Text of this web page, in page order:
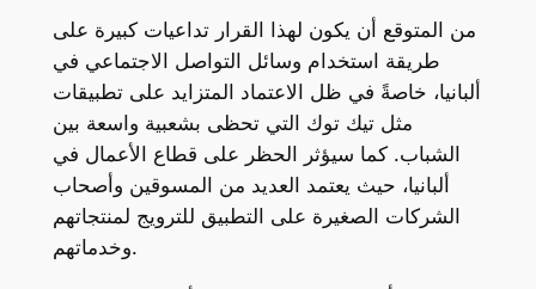
من المتوقع أن يكون لهذا القرار تداعيات كبيرة على
طريقة استخدام وسائل التواصل الاجتماعي في
ألبانيا، خاصةً في ظل الاعتماد المتزايد على تطبيقات
مثل تيك توك التي تحظى بشعبية واسعة بين
الشباب. كما سيؤثر الحظر على قطاع الأعمال في
ألبانيا، حيث يعتمد العديد من المسوقين وأصحاب
الشركات الصغيرة على التطبيق للترويج لمنتجاتهم
وخدماتهم.